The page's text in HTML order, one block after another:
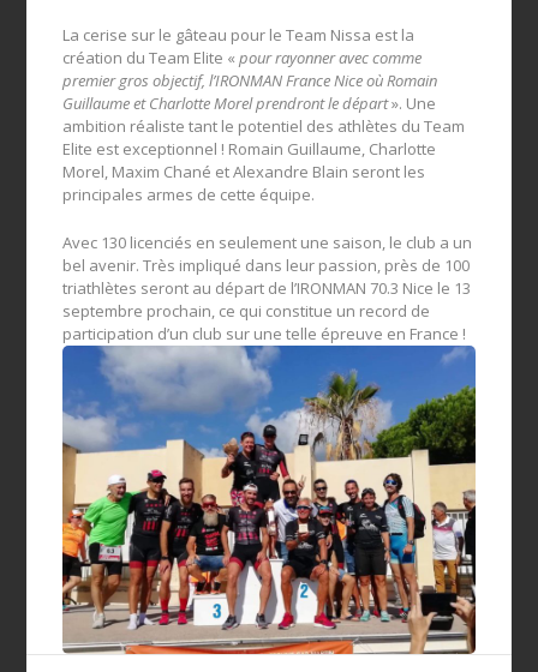
La cerise sur le gâteau pour le Team Nissa est la
création du Team Elite «pour rayonner avec comme
premier gros objectif, l’IRONMAN France Nice où Romain
Guillaume et Charlotte Morel prendront le départ». Une
ambition réaliste tant le potentiel des athlètes du Team
Elite est exceptionnel ! Romain Guillaume, Charlotte
Morel, Maxim Chané et Alexandre Blain seront les
principales armes de cette équipe.
Avec 130 licenciés en seulement une saison, le club a un
bel avenir. Très impliqué dans leur passion, près de 100
triathlètes seront au départ de l’IRONMAN 70.3 Nice le 13
septembre prochain, ce qui constitue un record de
participation d’un club sur une telle épreuve en France !